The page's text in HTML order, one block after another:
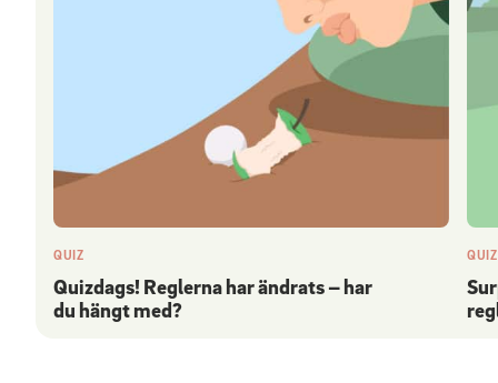
QUIZ
Quizdags! Reglerna har ändrats – har
du hängt med?
QUIZ